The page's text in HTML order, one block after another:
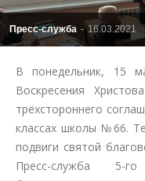
Пресс-служба - 16.03.2021
В понедельник, 15
Воскресения
трёхстороннего
классах школы №66.
подвиги святой
Пресс-служба 5-го